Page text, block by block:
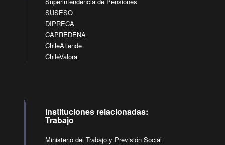
SUSESO
DIPRECA
CAPREDENA
ChileAtiende
ChileValora
Instituciones relacionadas:
Trabajo
Ministerio del Trabajo y Previsión Social